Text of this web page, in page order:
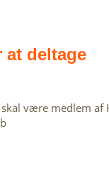
at deltage
være medlem af